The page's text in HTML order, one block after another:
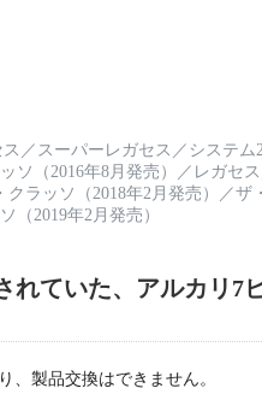
／ スーパーレガセス ／ システム
ソ（2016年8月発売） ／ レガセス
クラッソ（2018年2月発売） ／ザ
（2019年2月発売）
れていた、アルカリ7
、製品交換はできません。